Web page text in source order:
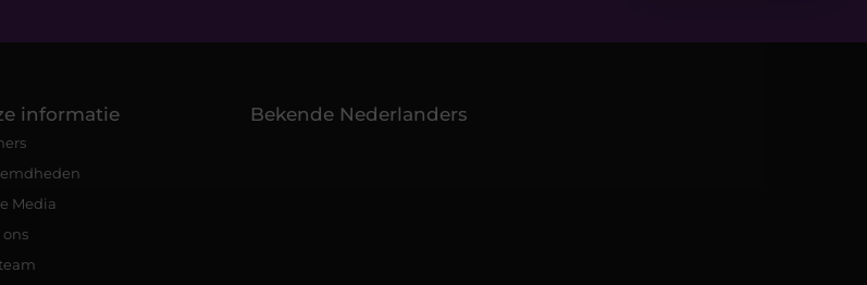
informatie
Media
ons
Bekende Nederlanders